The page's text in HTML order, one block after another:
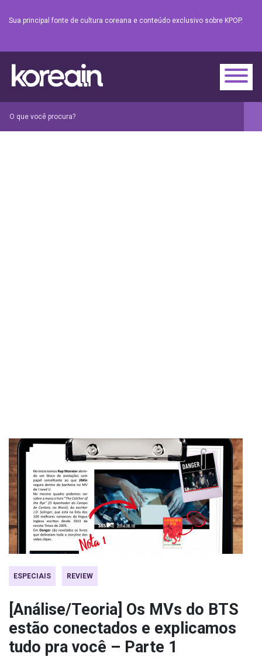
Sua principal fonte de cultura coreana e conteúdo exclusivo sobre KPOP.
ESPECIAIS REVIEW
[Análise/Teoria] Os MVs do BTS
estão conectados e explicamos
tudo pra você – Parte 1